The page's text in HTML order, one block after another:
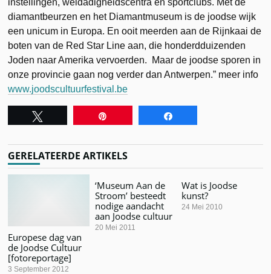
diamantbeurzen en het Diamantmuseum is de joodse wijk
een unicum in Europa. En ooit meerden aan de Rijnkaai de
boten van de Red Star Line aan, die honderdduizenden
Joden naar Amerika vervoerden. Maar de joodse sporen in
onze provincie gaan nog verder dan Antwerpen.” meer info
www.joodscultuurfestival.be
GERELATEERDE ARTIKELS
Europese dag van
de Joodse Cultuur
[fotoreportage]
3 September 2012
‘Museum Aan de
Stroom’ besteedt
nodige aandacht
aan Joodse cultuur
20 Mei 2011
Wat is Joodse
kunst?
24 Mei 2010